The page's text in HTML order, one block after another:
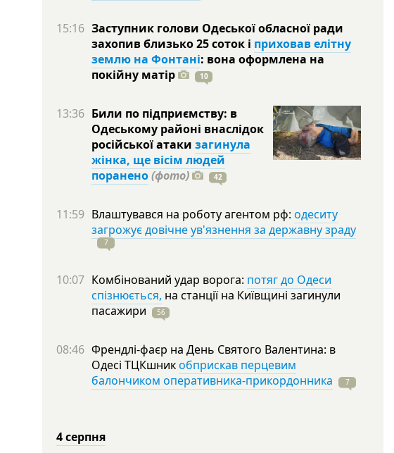
15:16 Заступник голови Одеської обласної ради
захопив близько 25 соток і приховав елітну
землю на Фонтані: вона оформлена на
покійну матір 10
13:36 Били по підприємству: в
Одеському районі внаслідок
російської атаки загинула
жінка, ще вісім людей
поранено(фото) 42
11:59 Влаштувався на роботу агентом рф: одеситу
загрожує довічне ув'язнення за державну зраду
7
10:07 Комбінований удар ворога: потяг до Одеси
спізнюється, на станції на Київщині загинули
пасажири
56
08:46 Френдлі-фаєр на День Святого Валентина: в
Одесі ТЦКшникобприскав перцевим
балончиком оперативника-прикордонника
7
4 серпня